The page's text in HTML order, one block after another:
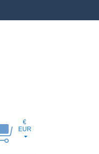
€
EUR